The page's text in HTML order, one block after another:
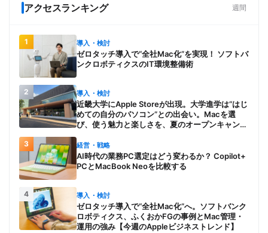
アクセスランキング 週間
1 導入・検討
ゼロタッチ導入で“全社Mac化”を実現！ ソフトバ
ンクロボティクスのIT環境整備術
2 導入・検討
近畿大学にApple Storeが出現。大学進学は“はじ
めての自分のパソコン”との出会い。Macを選
び、使う魅力と楽しさを、夏のオープンキャンパ
3 経営・戦略
AI時代の業務PC選定はどう変わるか？ Copilot+
PCとMacBook Neoを比較する
4 導入・検討
ゼロタッチ導入で“全社Mac化”へ。ソフトバンク
ロボティクス、ふくおかFGの事例とMac管理・
運用の強み【今週のAppleビジネストレンド】